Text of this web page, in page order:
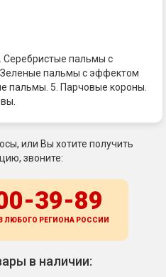
пальмы с
пальмы с эффектом
пальмы. 5. Парчовые короны.
или Вы хотите получить
звоните:
39-89
ЛЮБОГО РЕГИОНА РОССИИ
в наличии: